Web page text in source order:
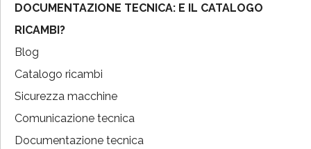
DOCUMENTAZIONE TECNICA: E IL CATALOGO
RICAMBI?
Blog
Catalogo ricambi
Sicurezza macchine
Comunicazione tecnica
Documentazione tecnica